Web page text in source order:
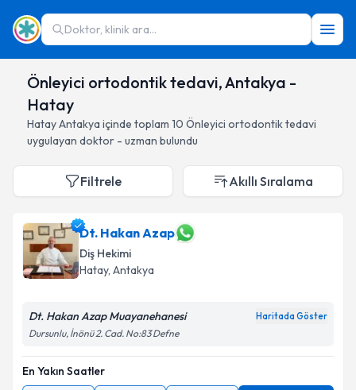
Doktor, klinik ara...
Önleyici ortodontik tedavi, Antakya -
Hatay
HatayAntakya içinde toplam 10 Önleyici ortodontik tedavi
uygulayan doktor - uzman bulundu
Filtrele Akıllı Sıralama
Dt. Hakan Azap
Diş Hekimi
Hatay, Antakya
Dt. Hakan Azap Muayanehanesi Haritada Göster
Dursunlu, İnönü 2. Cad. No:83 Defne
En Yakın Saatler